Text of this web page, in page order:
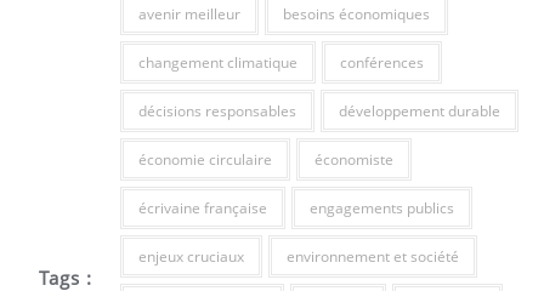
Tags :
avenir meilleur besoins économiques
changement climatique conférences
décisions responsables développement durable
économie circulaire économiste
écrivaine française engagements publics
enjeux cruciaux environnement et société